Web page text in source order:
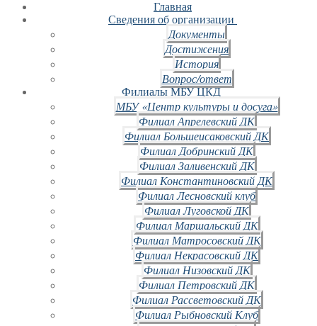
Главная
Сведения об организации
Документы
Достижения
История
Вопрос/ответ
Филиалы МБУ ЦКД
МБУ «Центр культуры и досуга»
Филиал Апрелевский ДК
Филиал Большеисаковский ДК
Филиал Добринский ДК
Филиал Заливенский ДК
Филиал Константиновский ДК
Филиал Лесновский клуб
Филиал Луговской ДК
Филиал Маршальский ДК
Филиал Матросовский ДК
Филиал Некрасовский ДК
Филиал Низовский ДК
Филиал Петровский ДК
Филиал Рассветовский ДК
Филиал Рыбновский Клуб